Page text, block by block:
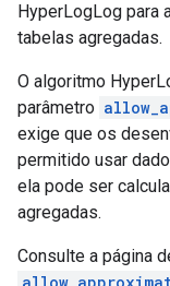
HyperLogLog para
tabelas agregadas.
O algoritmo
parâmetro
exige que os
permitido usar
ela pode ser
agregadas.
Consulte a página